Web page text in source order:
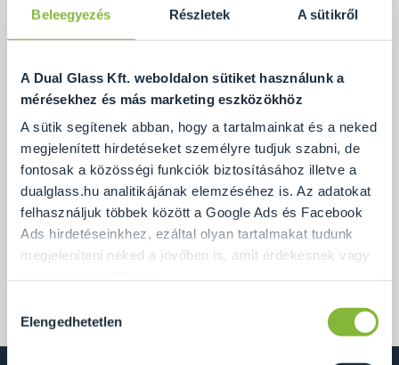
Beleegyezés Részletek A sütikről
A Dual Glass Kft. weboldalon sütiket használunk a
mérésekhez és más marketing eszközökhöz
A sütik segítenek abban, hogy a tartalmainkat és a neked
megjelenített hirdetéseket személyre tudjuk szabni, de
fontosak a közösségi funkciók biztosításához illetve a
dualglass.hu analitikájának elemzéséhez is. Az adatokat
felhasználjuk többek között a Google Ads és Facebook
Ads hirdetéseinkhez, ezáltal olyan tartalmakat tudunk
megjeleníteni neked a jövőben is, amit érdekesnek vagy
Ennek a biztosításához
arra kérünk, hogy engedd meg
Természetesen
soha semmilyen formában nem fogunk visszaélni ezzel
kiválasztása
Elengedhetetlen
Ezt a tetőtéri kádparavánt úgy alakítottuk ki, hogy a
paraván felső éle követi a tető ferde síkját.
Az elrendezés érdekessége az, hogy a fürdőt a